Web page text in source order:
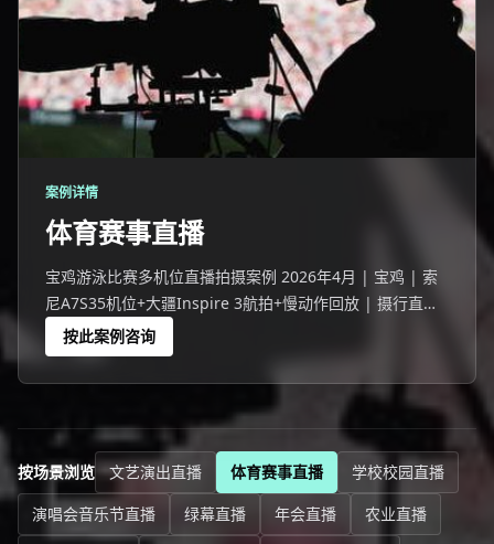
案例详情
体育赛事直播
宝鸡游泳比赛多机位直播拍摄案例 2026年4月 | 宝鸡 | 索
尼A7S35机位+大疆Inspire 3航拍+慢动作回放 | 摄行直播
宝鸡团队 宝鸡一场247人参与的游泳比赛活动，线上5038
人观看。
按此案例咨询
按场景浏览 文艺演出直播 体育赛事直播
学校校园直播
演唱会音乐节直播
绿幕直播 年会直播
农业直播